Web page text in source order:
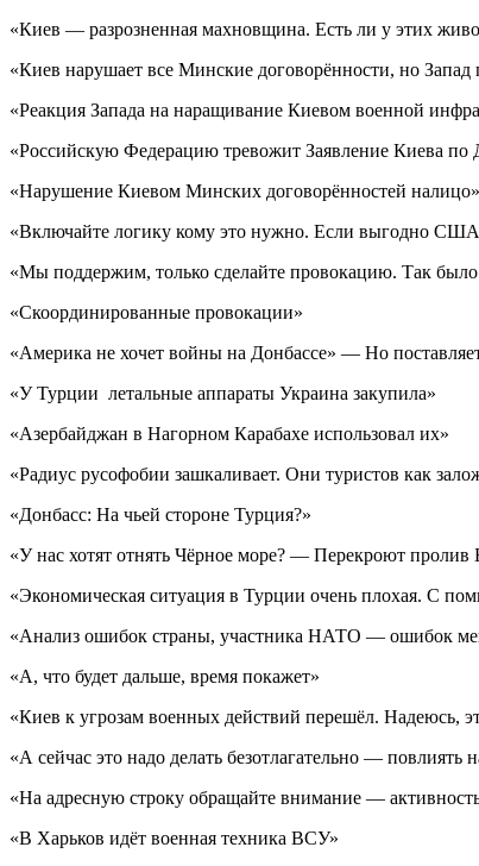
«Киев — разрозненная махновщина. Есть ли у этих
«Киев нарушает все Минские договорённости, но Запад
«Реакция Запада на наращивание Киевом военной
«Российскую Федерацию тревожит Заявление Киева по
«Нарушение Киевом Минских договорённостей налицо»
«Включайте логику кому это нужно. Если выгодно
«Мы поддержим, только сделайте провокацию. Так было
«Скоординированные провокации»
«Америка не хочет войны на Донбассе» — Но
«У Турции летальные аппараты Украина закупила»
«Азербайджан в Нагорном Карабахе использовал их»
«Радиус русофобии зашкаливает. Они туристов как
«Донбасс: На чьей стороне Турция?»
«У нас хотят отнять Чёрное море? — Перекроют
«Экономическая ситуация в Турции очень плохая. С
«Анализ ошибок страны, участника НАТО — ошибок
«А, что будет дальше, время покажет»
«Киев к угрозам военных действий перешёл. Надеюсь,
«А сейчас это надо делать безотлагательно — повлиять
«На адресную строку обращайте внимание —
«В Харьков идёт военная техника ВСУ»